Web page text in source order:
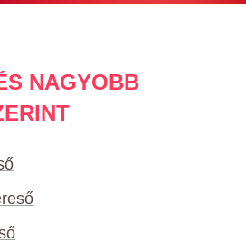
NAGYOBB